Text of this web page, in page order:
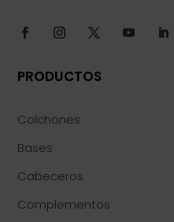
PRODUCTOS
Colchones
Bases
Cabeceros
Complementos